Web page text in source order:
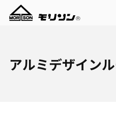
アルミデザイン